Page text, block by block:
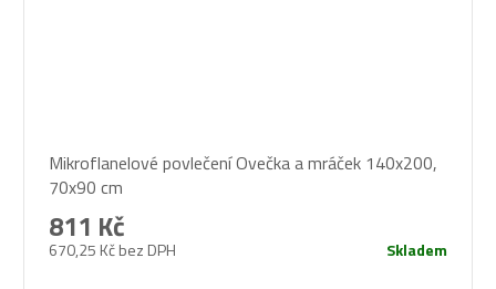
Mikroflanelové povlečení Ovečka a mráček 140x200,
70x90 cm
670,25 Kč bez DPH
811 Kč
Skladem